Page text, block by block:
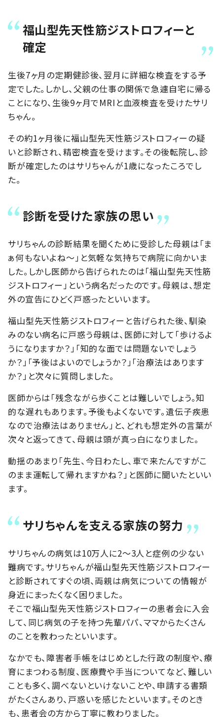
福山型先天性筋ジストロフィーと
確定
生後7ヶ月の定期健診後、翌月に詳細な検査をする予
定でした。しかし、父親の仕事の関係で急遽自宅に帰る
ことになり、生後9ヶ月でMRIと血液検査を受けたサリ
ちゃん。
その約1ヶ月後に福山型先天性筋ジストロフィーの疑
いと診断され、精密検査を受けます。その後転院し、診
断が確定したのはサリちゃんが1歳になったころでし
た。
診断を受けた家族の思い
サリちゃんの診断結果を聞くために受診した母親は「ま
ぁ何もないよね〜」と気軽な気持ちで病院に向かいま
した。しかし医師から告げられたのは「福山型先天性筋
ジストロフィー」という病名だったのです。母親は、想定
外の宣告にひどく戸惑ったといいます。
福山型先天性筋ジストロフィーと告げられた後、馴染
みのない病名に戸惑う母親は、医師に対して「歩けるよ
うになりますか？」「知的な面では問題ないでしょう
か？」「予後はよいのでしょうか？」「治療法はあります
か？」と次々に質問しました。
医師からは「残念ながら歩くことは難しいでしょう。知
的な遅れもあります。予後もよくないです。遺伝子疾患
なので治療法はありません」と、どれも想定外の言葉が
次々と返ってきて、母親は頭が真っ白になりました。
動揺のあまり「先生、今日わたし、車で来たんですがこ
のまま運転して帰れますかね？」と医師に聞いたといい
ます。
サリちゃんを支える家族の努力
サリちゃんの病気は10万人に2〜3人と症例の少ない
難病です。サリちゃんが福山型先天性筋ジストロフィー
と診断されてすぐの頃、両親は病気についての情報が
身近にまったくなく困りました。
そこで福山型先天性筋ジストロフィーの患者会に入会
して、同じ病気の子を持つ先輩パパ、ママからたくさん
のことを教わったといいます。
なかでも、障害者手帳をはじめとした行政の制度や、療
育にまつわる制度、医療費や手当についてなど、難しい
ことも多く、調べないといけないことや、申請する書類
がたくさんあり、戸惑いを感じたといいます。そのとき
も、患者会の方から丁寧に教わりました。